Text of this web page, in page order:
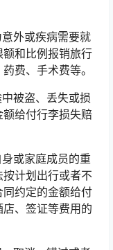
外或疾病需要就
和比例报销旅行
费、手术费等。
被盗、丢失或损
给付行李损失赔
或家庭成员的重
计划出行或者不
约定的金额给付
、签证等费用的